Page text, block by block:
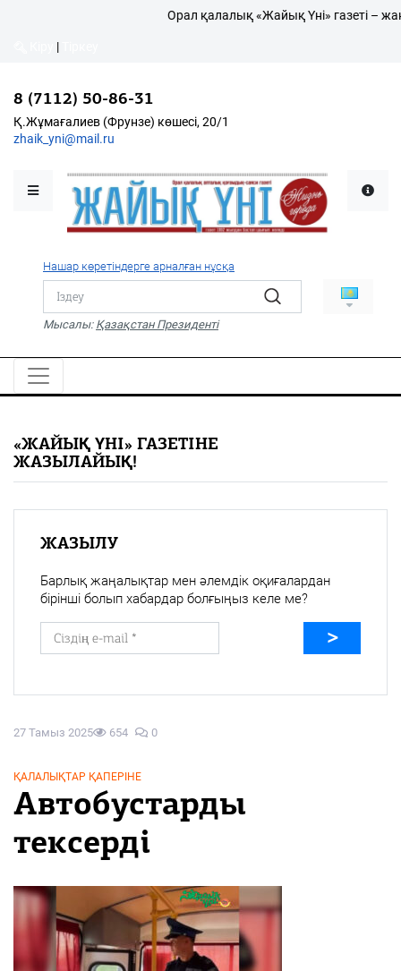
Қалалықтар қаперіне
Қоғам
Дені сау ұлт
Спорт
Жалын
PDF
«Жайық үні» — 33 жыл
Каталог
Қ.Жұмағалиев (Фрунзе)
Орал қалалық «Жайық Үні» газеті –
|
8 (7112) 50-86-31
Қ.Жұмағалиев (Фрунзе) көшесі, 20/1
zhaik_yni@mail.ru
Нашар көретіндерге арналған нұсқа
Мысалы: Қазақстан Президенті
27 Тамыз 2025 654 0
ҚАЛАЛЫҚТАР ҚАПЕРІНЕ
Автобустарды
тексерді
«ЖАЙЫҚ ҮНІ» ГАЗЕТІНЕ
ЖАЗЫЛАЙЫҚ!
ЖАЗЫЛУ
Барлық жаңалықтар мен әлемдік оқиғалардан
бірінші болып хабардар болғыңыз келе ме?